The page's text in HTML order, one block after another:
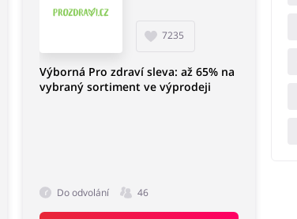
7235
Výborná Pro zdraví sleva: až 65% na
vybraný sortiment ve výprodeji
Do odvolání 46